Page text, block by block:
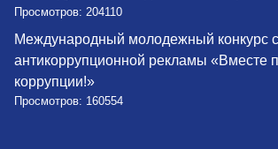
Просмотров: 204110
Международный молодежный конкурс
антикоррупционной рекламы «Вместе
коррупции!»
Просмотров: 160554